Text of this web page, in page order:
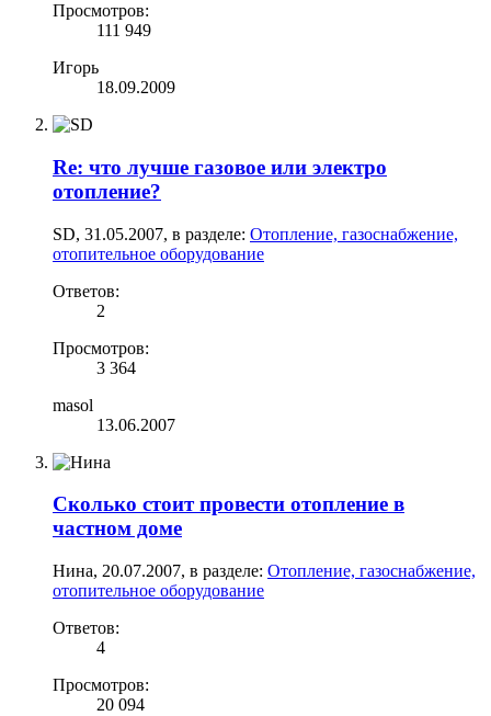
Просмотров:
111 949
Игорь
18.09.2009
Re: что лучше газовое или электро
отопление?
SD, 31.05.2007, в разделе: Отопление, газоснабжение,
отопительное оборудование
Ответов:
2
Просмотров:
3 364
masol
13.06.2007
Сколько стоит провести отопление в
частном доме
Нина, 20.07.2007, в разделе: Отопление, газоснабжение,
отопительное оборудование
Ответов:
4
Просмотров:
20 094